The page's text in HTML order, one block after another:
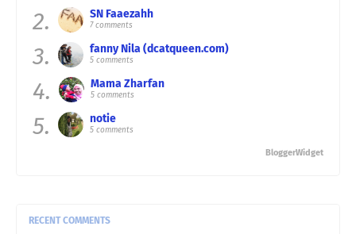
2. SN Faaezahh
7 comments
3. fanny Nila (dcatqueen.com)
5 comments
4. Mama Zharfan
5 comments
5. notie
5 comments
BloggerWidget
RECENT COMMENTS
Pizzah:
abang saya pun ...
Pizzah:Terkejut kita bila nak blogwalking kat blog
kawan- ...
Suria Amanda:Dapur Kak SA dah siap lama